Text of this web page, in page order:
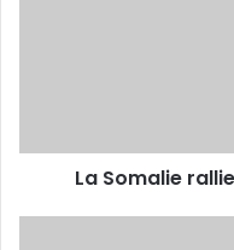
La Somalie